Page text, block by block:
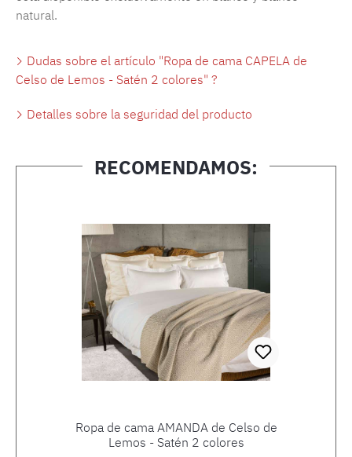
natural.
Dudas sobre el artículo "Ropa de cama CAPELA de
Celso de Lemos - Satén 2 colores" ?
Detalles sobre la seguridad del producto
RECOMENDAMOS:
Ropa de cama AMANDA de Celso de
Lemos - Satén 2 colores